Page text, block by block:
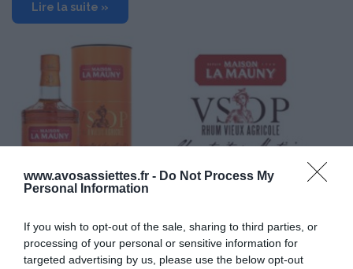
www.avosassiettes.fr - Do Not Process My
Personal Information
If you wish to opt-out of the sale, sharing to third parties, or
processing of your personal or sensitive information for
targeted advertising by us, please use the below opt-out
Lire la suite »
6 octobre 2017
Maison La Mauny Rhum Vieux Agricole